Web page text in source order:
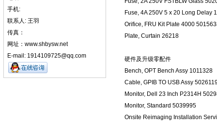
手机:
联系人: 王羽
传真：
网址：www.shbysw.net
E-mail: 1914109725@qq.com
Fuse, 4A 250V 5 x 20 Long Delay
Orifice, FRU Kit Plate 4000
Plate, Curtain 26218
硬件及升级零配件
Bench, OPT Bench Assy 1011328
Cable, GPIB TO USB Assy
Monitor, Dell 23 Inch P2314H
Monitor, Standard 5039995
Onsite Reimaging Installation